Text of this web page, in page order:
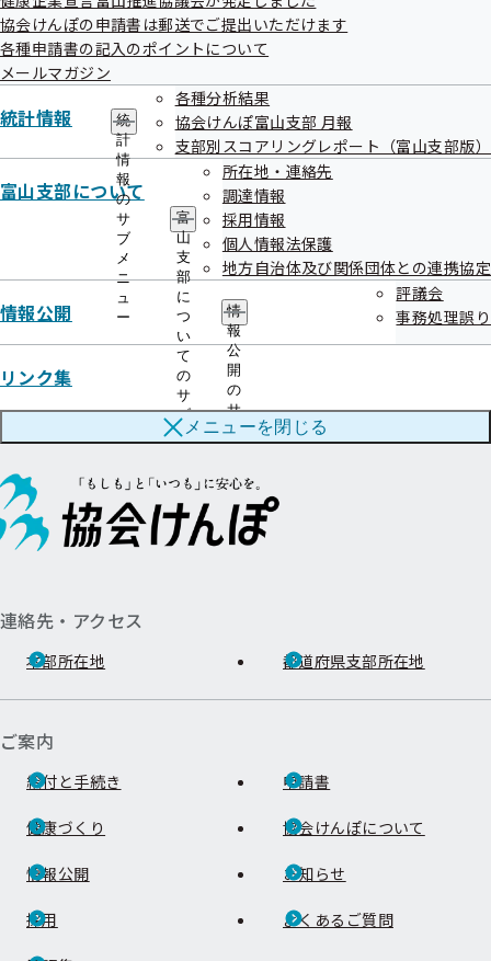
協会けんぽの申請書は郵送でご提出いただけます
各種申請書の記入のポイントについて
メールマガジン
統計情報
統
計
情
報
の
サ
ブ
メ
ニ
ュ
ー
各種分析結果
協会けんぽ富山支部 月報
支部別スコアリングレポート（富山支部版）
富山支部について
富
山
支
部
に
つ
い
て
の
サ
ブ
メ
ュ
ー
所在地・連絡先
調達情報
採用情報
個人情報法保護
地方自治体及び関係団体との連携協定
情報公開
情
報
公
開
の
サ
ブ
メ
ュ
ー
評議会
事務処理誤り
リンク集
メニューを閉じる
令和07年10月
令和07年09月
令和07年06月
令和07年05月
令和07年04月
協会けんぽTOP 都道府県支部富山支部
令和07年05月
連絡先・アクセス
本部所在地 都道府県支部所在地
ご案内
給付と手続き 申請書
健康づくり 協会けんぽについて
情報公開 お知らせ
採用 よくあるご質問